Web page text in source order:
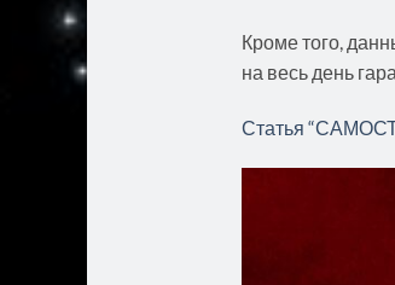
Кроме того,
на весь день
Статья